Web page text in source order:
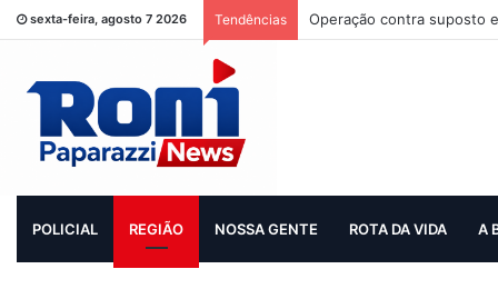
sexta-feira, agosto 7 2026 Tendências Operação contra suposto
POLICIAL REGIÃO NOSSA GENTE ROTA DA VIDA A